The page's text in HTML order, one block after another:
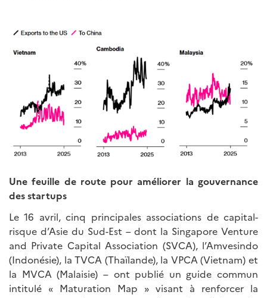
Une feuille de route pour améliorer la gouvernance
des startups
Le 16 avril, cinq principales associations de capital-
risque d’Asie du Sud-Est – dont la Singapore Venture
and Private Capital Association (SVCA), l’Amvesindo
(Indonésie), la TVCA (Thaïlande), la VPCA (Vietnam) et
la MVCA (Malaisie) – ont publié un guide commun
intitulé « Maturation Map » visant à renforcer la